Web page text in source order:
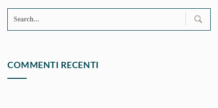
Search
for:
COMMENTI RECENTI